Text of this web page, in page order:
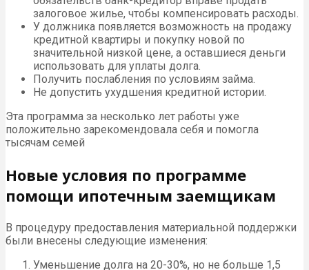
залоговое жилье, чтобы компенсировать расходы.
У должника появляется возможность на продажу
кредитной квартиры и покупку новой по
значительной низкой цене, а оставшиеся деньги
использовать для уплаты долга.
Получить послабления по условиям займа.
Не допустить ухудшения кредитной истории.
Эта программа за несколько лет работы уже
положительно зарекомендовала себя и помогла
тысячам семей
Новые условия по программе
помощи ипотечным заемщикам
В процедуру предоставления материальной поддержки
были внесены следующие изменения:
Уменьшение долга на 20-30%, но не больше 1,5